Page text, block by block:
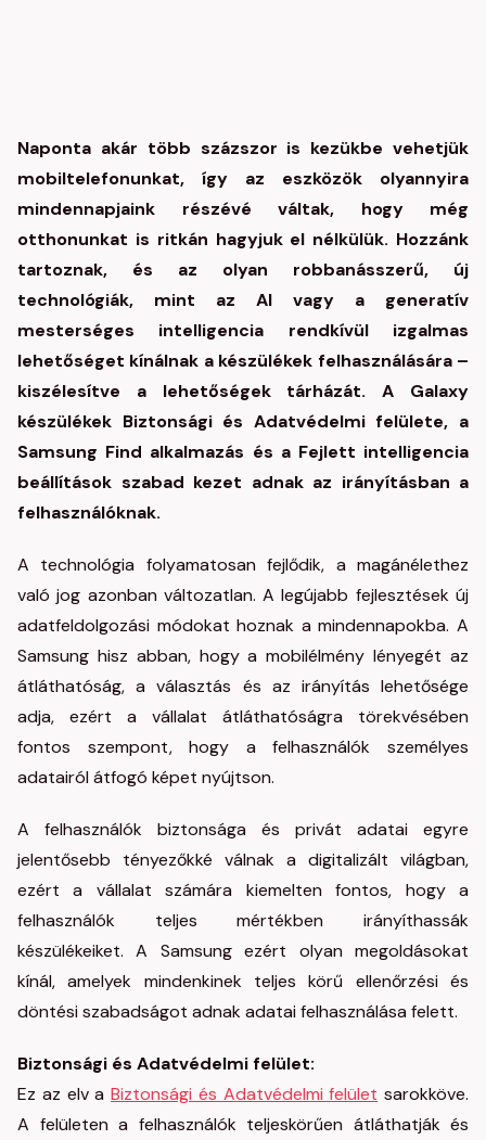
Naponta akár több százszor is kezükbe vehetjük
mobiltelefonunkat, így az eszközök olyannyira
mindennapjaink részévé váltak, hogy még
otthonunkat is ritkán hagyjuk el nélkülük. Hozzánk
tartoznak, és az olyan robbanásszerű, új
technológiák, mint az AI vagy a generatív
mesterséges intelligencia rendkívül izgalmas
lehetőséget kínálnak a készülékek felhasználására –
kiszélesítve a lehetőségek tárházát. A Galaxy
készülékek Biztonsági és Adatvédelmi felülete, a
Samsung Find alkalmazás és a Fejlett intelligencia
beállítások szabad kezet adnak az irányításban a
felhasználóknak.
A technológia folyamatosan fejlődik, a magánélethez
való jog azonban változatlan. A legújabb fejlesztések új
adatfeldolgozási módokat hoznak a mindennapokba. A
Samsung hisz abban, hogy a mobilélmény lényegét az
átláthatóság, a választás és az irányítás lehetősége
adja, ezért a vállalat átláthatóságra törekvésében
fontos szempont, hogy a felhasználók személyes
adatairól átfogó képet nyújtson.
A felhasználók biztonsága és privát adatai egyre
jelentősebb tényezőkké válnak a digitalizált világban,
ezért a vállalat számára kiemelten fontos, hogy a
felhasználók teljes mértékben irányíthassák
készülékeiket. A Samsung ezért olyan megoldásokat
kínál, amelyek mindenkinek teljes körű ellenőrzési és
döntési szabadságot adnak adatai felhasználása felett.
Biztonsági és Adatvédelmi felület:
Ez az elv a Biztonsági és Adatvédelmi felület sarokköve.
A felületen a felhasználók teljeskörűen átláthatják és